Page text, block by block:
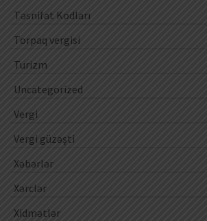
Təsnifat Kodları
Torpaq vergisi
Turizm
Uncategorized
Vergi
Vergi güzəşti
Xəbərlər
Xərclər
Xidmətlər